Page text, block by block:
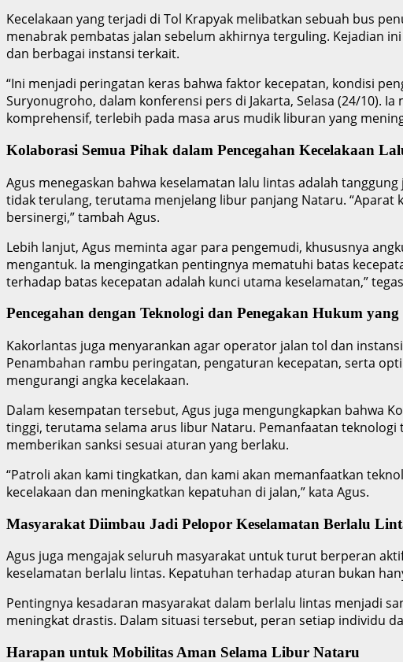
Kecelakaan yang terjadi di Tol Krapyak melibatkan sebuah bus
menabrak pembatas jalan sebelum akhirnya terguling. Kejadian
dan berbagai instansi terkait.
“Ini menjadi peringatan keras bahwa faktor kecepatan, kondisi
Suryonugroho, dalam konferensi pers di Jakarta, Selasa (24/10).
komprehensif, terlebih pada masa arus mudik liburan yang
Kolaborasi Semua Pihak dalam Pencegahan Kecelakaan
Agus menegaskan bahwa keselamatan lalu lintas adalah
tidak terulang, terutama menjelang libur panjang Nataru.
bersinergi,” tambah Agus.
Lebih lanjut, Agus meminta agar para pengemudi, khususnya
mengantuk. Ia mengingatkan pentingnya mematuhi batas
terhadap batas kecepatan adalah kunci utama keselamatan,”
Pencegahan dengan Teknologi dan Penegakan Hukum
Kakorlantas juga menyarankan agar operator jalan tol dan
Penambahan rambu peringatan, pengaturan kecepatan, serta
mengurangi angka kecelakaan.
Dalam kesempatan tersebut, Agus juga mengungkapkan bahwa
tinggi, terutama selama arus libur Nataru. Pemanfaatan
memberikan sanksi sesuai aturan yang berlaku.
“Patroli akan kami tingkatkan, dan kami akan memanfaatkan
kecelakaan dan meningkatkan kepatuhan di jalan,” kata Agus.
Masyarakat Diimbau Jadi Pelopor Keselamatan Berlalu
Agus juga mengajak seluruh masyarakat untuk turut berperan
keselamatan berlalu lintas. Kepatuhan terhadap aturan bukan
Pentingnya kesadaran masyarakat dalam berlalu lintas menjadi
meningkat drastis. Dalam situasi tersebut, peran setiap individu
Harapan untuk Mobilitas Aman Selama Libur Nataru